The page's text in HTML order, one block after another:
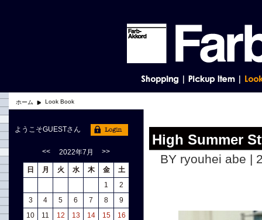
ホーム Look Book
High Summer
BY ryouhei abe |
ようこそGUESTさん
<< 2022年7月 >>
日 月 火 水 木 金
土
1
2
3
4 5 6 7 8
9
10
11 12 13 14 15
16